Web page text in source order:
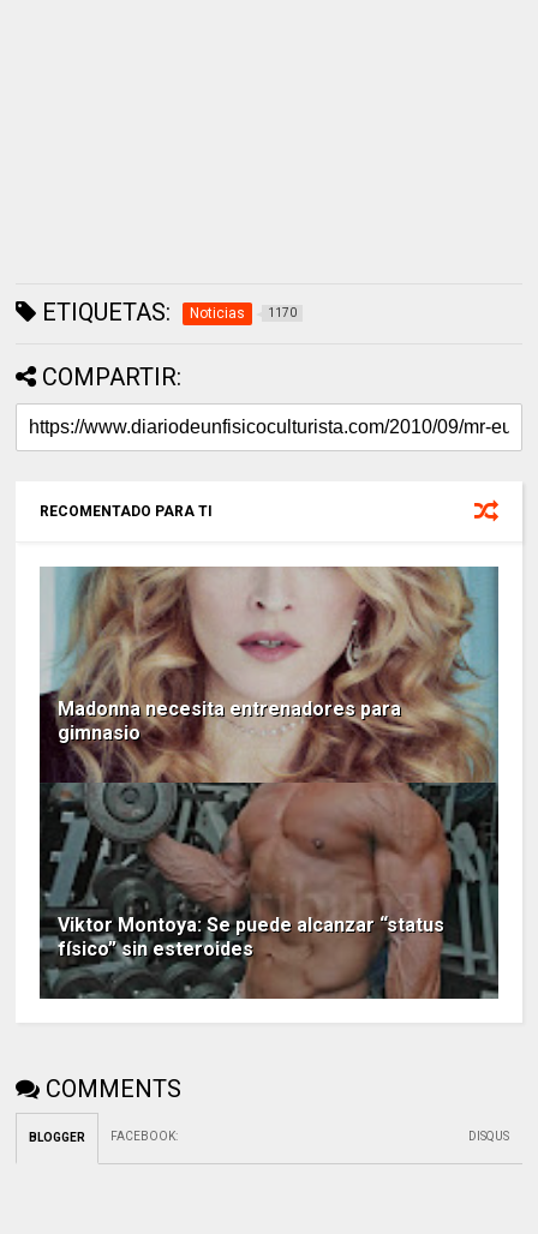
ETIQUETAS: Noticias 1170
COMPARTIR:
RECOMENTADO PARA TI
Madonna necesita entrenadores para
gimnasio
Viktor Montoya: Se puede alcanzar “status
físico” sin esteroides
COMMENTS
BLOGGER FACEBOOK: DISQUS